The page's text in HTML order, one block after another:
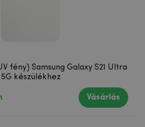
fény) Samsung Galaxy S21 Ultra
5G készülékhez
Vásárlás